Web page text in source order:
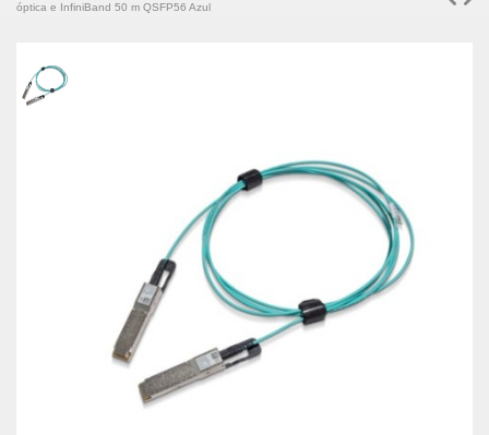
óptica e InfiniBand 50 m QSFP56 Azul